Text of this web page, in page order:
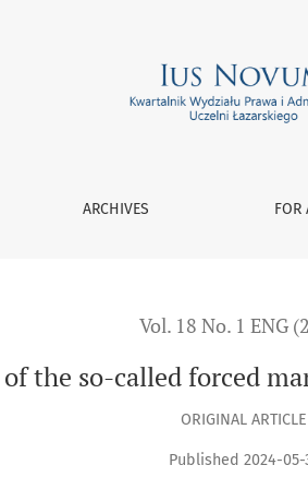
in the polish criminal law
ARCHIVES FOR
Vol. 18 No. 1 ENG
the so-called forced
ORIGINAL ARTICLE
Published 2024-05-